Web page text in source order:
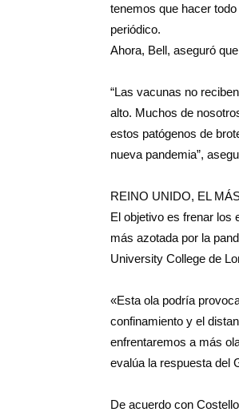
tenemos que hacer
periódico.
Ahora, Bell, aseguró
“Las vacunas no
alto. Muchos de
estos patógenos de
nueva pandemia”,
REINO UNIDO, EL
El objetivo es frenar los
más azotada por la
University College de
«Esta ola podría
confinamiento y el
enfrentaremos a más
evalúa la respuesta del
De acuerdo con